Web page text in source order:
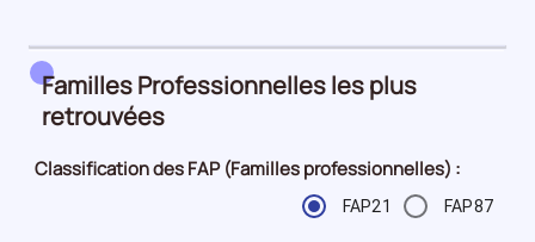
Familles Professionnelles les plus
retrouvées
Classification des FAP (Familles professionnelles) :
FAP21 FAP87